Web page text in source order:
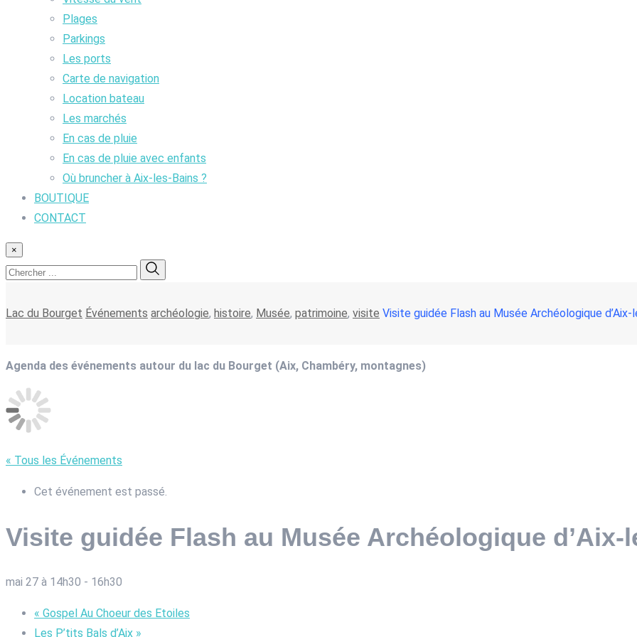
Plages
Parkings
Les ports
Carte de navigation
Location bateau
Les marchés
En cas de pluie
En cas de pluie avec enfants
Où bruncher à Aix-les-Bains ?
BOUTIQUE
CONTACT
×
Lac du Bourget Événements archéologie, histoire, Musée, patrimoine, visite Visite guidée Flash au Musée Archéologique d’Aix-
Agenda des événements autour du lac du Bourget (Aix, Chambéry, montagnes)
« Tous les Événements
Cet événement est passé.
Visite guidée Flash au Musée Archéologique d’Aix-
mai 27 à 14h30 - 16h30
« Gospel Au Choeur des Etoiles
Les P’tits Bals d’Aix »